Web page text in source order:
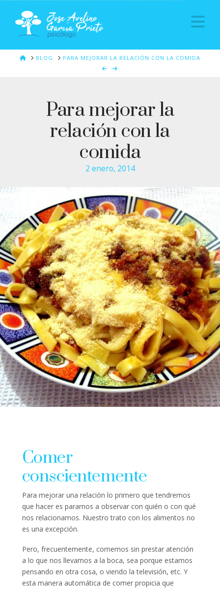
HOMEBLOG PARA MEJORAR LA RELACIÓN CON LA COMIDA
Para mejorar la
relación con la
comida
2 enero, 2014
Comer
conscientemente
Para mejorar una relación lo primero que tendremos
que hacer es pararnos a observar con quién o con qué
nos relacionamos. Nuestro trato con los alimentos no
es una excepción.
Pero, frecuentemente, comemos sin prestar atención
a lo que nos llevamos a la boca, sea porque estamos
pensando en otra cosa, o viendo la televisión, etc. Y
esta manera automática de comer propicia que